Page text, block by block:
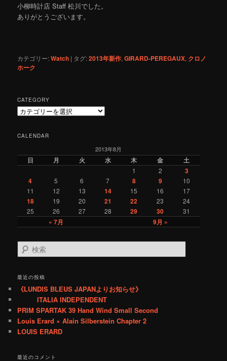
小柳時計店 Staff 松川でした。
ありがとうございます。
カテゴリー:Watch | タグ:2013年新作,GIRARD-PEREGAUX, クロノ
ホーク
CATEGORY
C
e
CALENDAR
2013年8月
日 月 火 水 木 金 土
« 7月 9月 »
1 2
3
4
5 6 7 8 9
10
11
12 13 14 15 16 17
18 19 20 21 22 23
24
25
26 27 28 29 30 31
検
索
最近の投稿
《LUNDIS BLEUS JAPANよりお知らせ》
ITALIA INDEPENDENT
PRIM SPARTAK 39 Hand Wind Small Second
Louis Erard × Alain Silberstein Chapter 2
LOUIS ERARD
最近のコメント